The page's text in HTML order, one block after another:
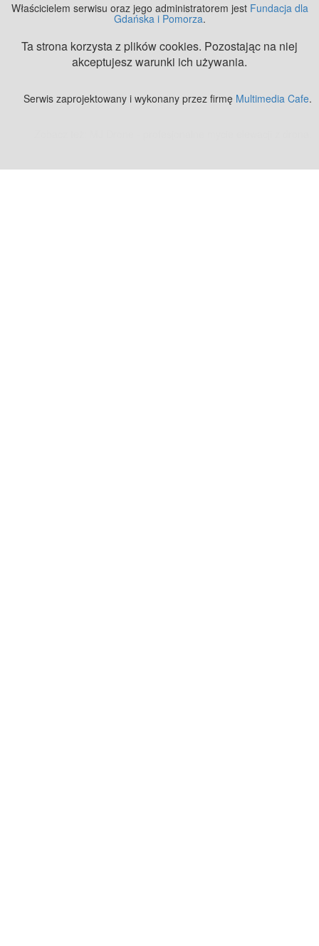
Właścicielem serwisu oraz jego administratorem jest Fundacja dla
Gdańska i Pomorza.
Ta strona korzysta z plików cookies. Pozostając na niej
akceptujesz warunki ich używania.
Serwis zaprojektowany i wykonany przez firmę Multimedia Cafe.